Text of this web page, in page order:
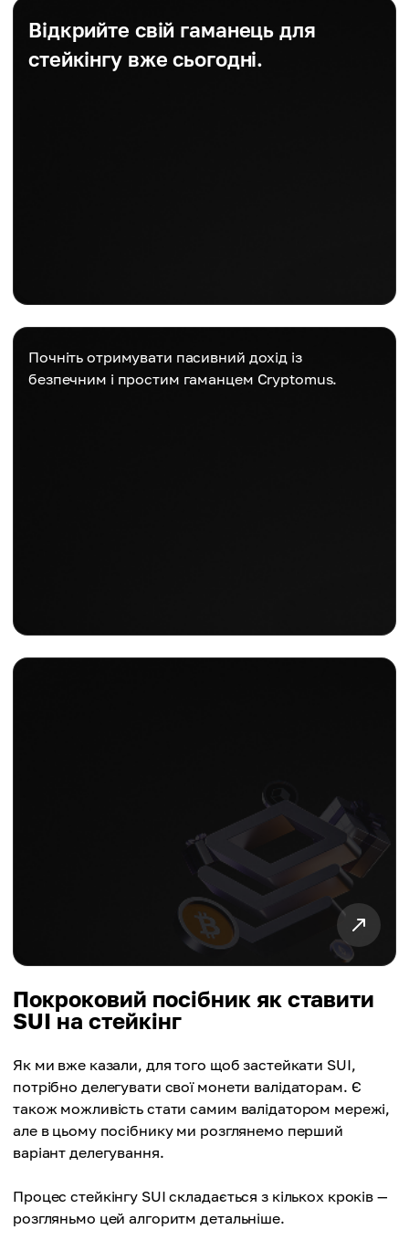
Відкрийте свій гаманець для
стейкінгу вже сьогодні.
Почніть отримувати пасивний дохід із
безпечним і простим гаманцем Cryptomus.
Покроковий посібник як ставити
SUI на стейкінг
Як ми вже казали, для того щоб застейкати SUI,
потрібно делегувати свої монети валідаторам. Є
також можливість стати самим валідатором мережі,
але в цьому посібнику ми розглянемо перший
варіант делегування.
Процес стейкінгу SUI складається з кількох кроків —
розгляньмо цей алгоритм детальніше.